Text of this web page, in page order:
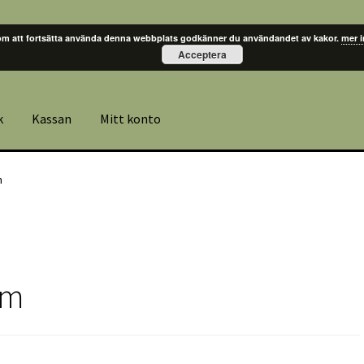
Kassan Mitt konto
att fortsätta använda denna webbplats godkänner du användandet av kakor. mer
Acceptera